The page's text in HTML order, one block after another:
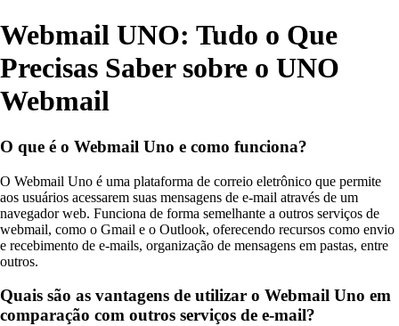
Webmail UNO: Tudo o Que
Precisas Saber sobre o UNO
Webmail
O que é o Webmail Uno e como funciona?
O Webmail Uno é uma plataforma de correio eletrônico que permite
aos usuários acessarem suas mensagens de e-mail através de um
navegador web. Funciona de forma semelhante a outros serviços de
webmail, como o Gmail e o Outlook, oferecendo recursos como envio
e recebimento de e-mails, organização de mensagens em pastas, entre
outros.
Quais são as vantagens de utilizar o Webmail Uno em
comparação com outros serviços de e-mail?